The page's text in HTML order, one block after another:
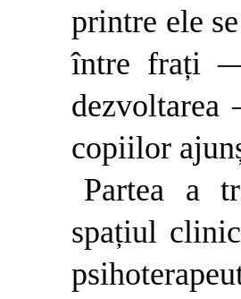
printre ele
între frați —
copiilor
Partea a
spațiul